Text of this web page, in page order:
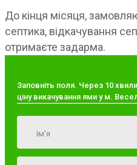
До кінця місяця,
септика, відкачування
отримаєте задарма.
Заповніть поля. Через 10
ціну викачування ями у м.